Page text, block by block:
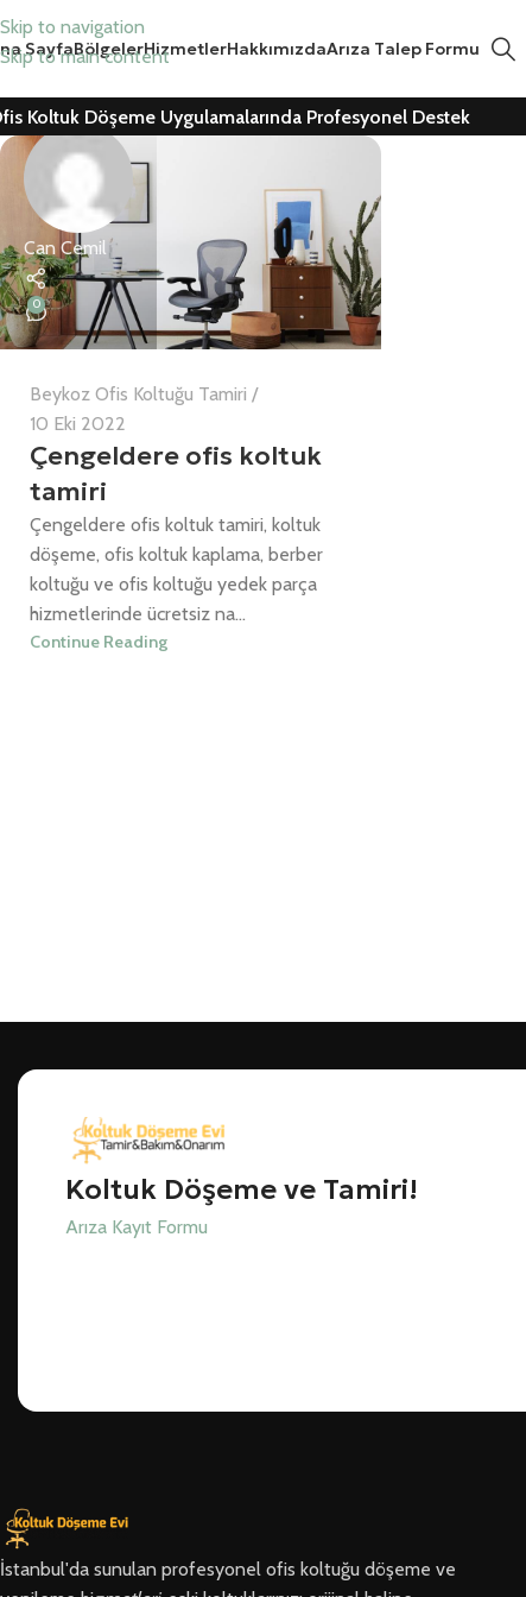
Skip to navigation
Skip to main content
SayfaBölgelerHizmetlerHakkımızdaArıza Talep Formu
Koltuk Döşeme Uygulamalarında Profesyonel Destek
Can Cemil
0
Beykoz Ofis Koltuğu Tamiri
10 Eki 2022
Çengeldere ofis koltuk
tamiri
Çengeldere ofis koltuk tamiri, koltuk
döşeme, ofis koltuk kaplama, berber
koltuğu ve ofis koltuğu yedek parça
hizmetlerinde ücretsiz na...
Continue Reading
Koltuk Döşeme ve Tamiri!
Arıza Kayıt Formu
İstanbul'da sunulan profesyonel ofis koltuğu döşeme ve